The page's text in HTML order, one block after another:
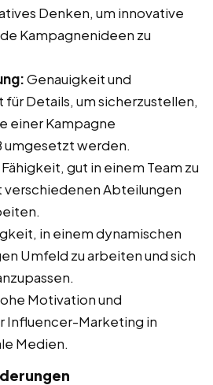
Denken, um innovative
Kampagnenideen zu
Genauigkeit und
Details, um sicherzustellen,
einer Kampagne
umgesetzt werden.
Fähigkeit, gut in einem Team zu
verschiedenen Abteilungen
in einem dynamischen
Umfeld zu arbeiten und sich
Motivation und
Influencer-Marketing in
Medien.